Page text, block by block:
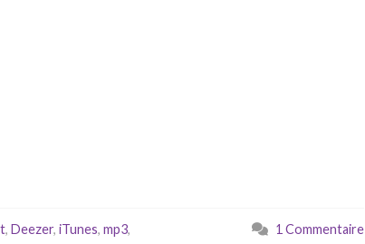
, Deezer, iTunes, mp3,
1 Commentaire